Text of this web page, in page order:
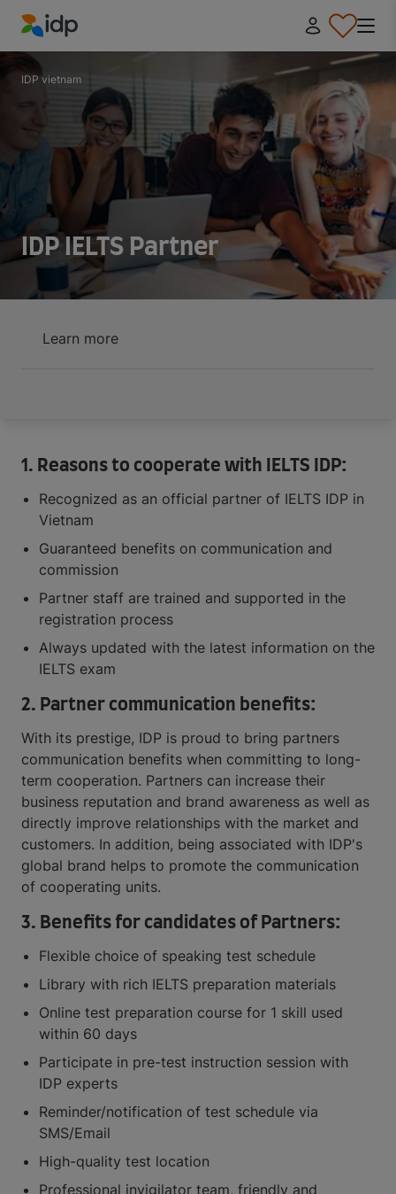
IDP Education
IDP vietnam
IDP IELTS Partner
Learn more
1. Reasons to cooperate with IELTS IDP:
Recognized as an official partner of IELTS IDP in
Vietnam
Guaranteed benefits on communication and
commission
Partner staff are trained and supported in the
registration process
Always updated with the latest information on the
IELTS exam
2. Partner communication benefits:
With its prestige, IDP is proud to bring partners
communication benefits when committing to long-
term cooperation. Partners can increase their
business reputation and brand awareness as well as
directly improve relationships with the market and
customers. In addition, being associated with IDP's
global brand helps to promote the communication
of cooperating units.
3. Benefits for candidates of Partners:
Flexible choice of speaking test schedule
Library with rich IELTS preparation materials
Online test preparation course for 1 skill used
within 60 days
Participate in pre-test instruction session with
IDP experts
Reminder/notification of test schedule via
SMS/Email
High-quality test location
Professional invigilator team, friendly and